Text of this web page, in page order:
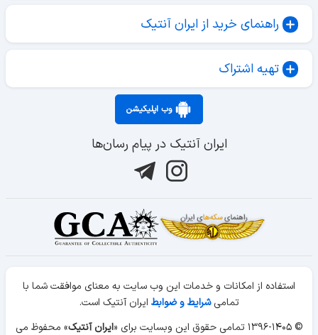
راهنمای خرید از ایران آنتیک
تهیه اشتراک
وب اپلیکیشن
ایران آنتیک در پیام رسان‌ها
استفاده از امکانات و خدمات این وب سایت به معنای موافقت شما با
تمامیشرایط و ضوابط ایران آنتیک است.
© ۱۳۹۶-۱۴۰۵ تمامی حقوق این وبسایت برای «
ایران آنتیک» محفوظ می